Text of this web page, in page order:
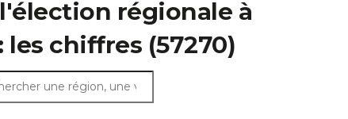
régionale à
chiffres (57270)